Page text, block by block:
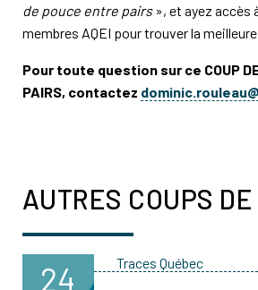
de pouce entre pairs», et ayez accès
membres AQEI pour trouver la
Pour toute question sur ce COUP DE
PAIRS, contactez
AUTRES COUPS
24 Traces Québec